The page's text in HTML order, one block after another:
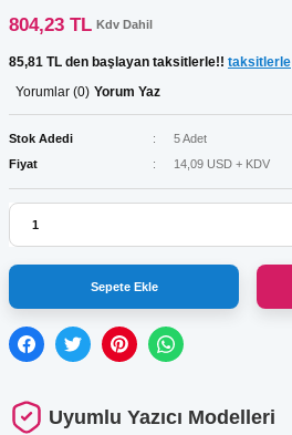
804,23 TL Kdv Dahil
85,81 TL den başlayan taksitlerle!! taksitlerle
Yorumlar (0) Yorum Yaz
Stok Adedi
5 Adet
Fiyat
14,09 USD + KDV
Sepete Ekle
Uyumlu Yazıcı Modelleri